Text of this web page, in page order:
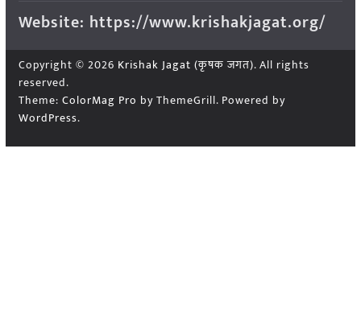
Website: https://www.krishakjagat.org/
Copyright © 2026 Krishak Jagat (कृषक जगत). All rights
reserved.
Theme: ColorMag Pro by ThemeGrill. Powered by
WordPress.